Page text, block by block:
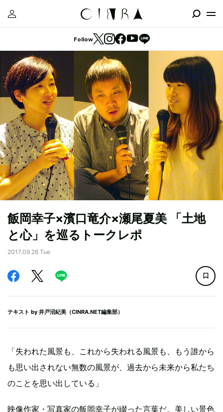
Follow
飯岡幸子×濱口竜介×瀬尾夏美 「土地
と心」を巡るトークレポ
2017.09.26 Tue
テキスト by 井戸沼紀美（CINRA.NET編集部）
「失われた風景も、これから失われる風景も、もう誰から
も思い出されない無数の風景が、過去から未来から私たち
のことを思い出している」
映像作家・写真家の飯岡幸子が綴った言葉だ。美しい景色